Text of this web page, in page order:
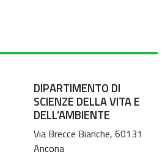
DIPARTIMENTO DI
SCIENZE DELLA VITA E
DELL’AMBIENTE
Via Brecce Bianche, 60131
Ancona